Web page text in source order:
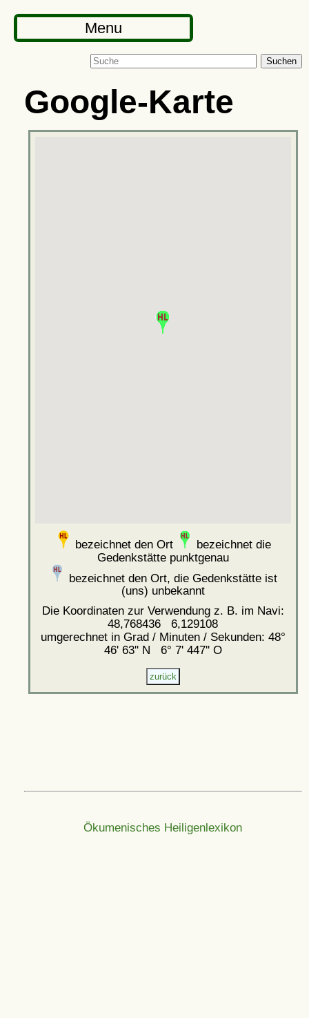
Menu
Suchen
Google-Karte
bezeichnet den Ort
bezeichnet die
Gedenkstätte punktgenau
bezeichnet den Ort, die Gedenkstätte ist
(uns) unbekannt
Die Koordinaten zur Verwendung z. B. im Navi:
48,768436 6,129108
umgerechnet in Grad / Minuten / Sekunden: 48°
46' 63'' N 6° 7' 447'' O
Ökumenisches Heiligenlexikon